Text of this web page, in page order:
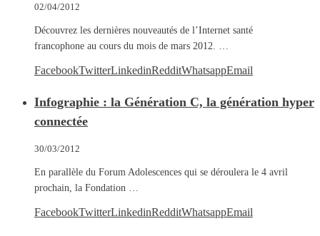
02/04/2012
Découvrez les dernières nouveautés de l’Internet santé
francophone au cours du mois de mars 2012. …
FacebookTwitterLinkedinRedditWhatsappEmail
Infographie : la Génération C, la génération hyper
connectée
30/03/2012
En parallèle du Forum Adolescences qui se déroulera le 4 avril
prochain, la Fondation …
FacebookTwitterLinkedinRedditWhatsappEmail